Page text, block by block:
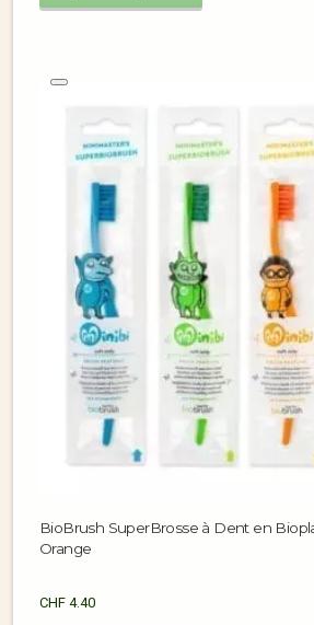
BioBrush SuperBrosse à Dent en
Orange
CHF 4.40